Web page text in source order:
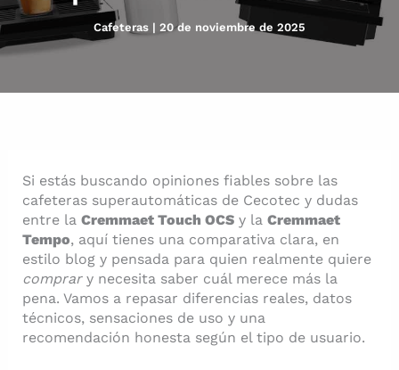
Cafeteras | 20 de noviembre de 2025
Si estás buscando opiniones fiables sobre las
cafeteras superautomáticas de Cecotec y dudas
entre la Cremmaet Touch OCSy la Cremmaet
Tempo, aquí tienes una comparativa clara, en
estilo blog y pensada para quien realmente quiere
comprary necesita saber cuál merece más la
pena. Vamos a repasar diferencias reales, datos
técnicos, sensaciones de uso y una
recomendación honesta según el tipo de usuario.